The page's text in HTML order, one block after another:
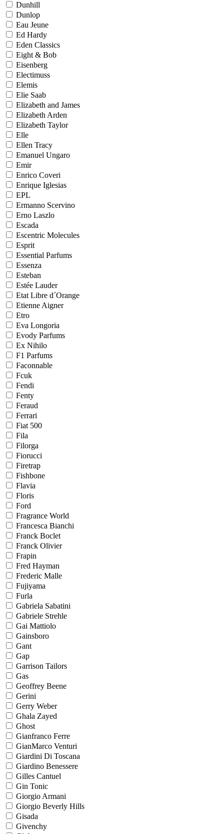
Dunhill
Dunlop
Eau Jeune
Ed Hardy
Eden Classics
Eight & Bob
Eisenberg
Electimuss
Elemis
Elie Saab
Elizabeth and James
Elizabeth Arden
Elizabeth Taylor
Elle
Ellen Tracy
Emanuel Ungaro
Emir
Enrico Coveri
Enrique Iglesias
EPL
Ermanno Scervino
Erno Laszlo
Escada
Escentric Molecules
Esprit
Essential Parfums
Essenza
Esteban
Estée Lauder
Etat Libre d´Orange
Etienne Aigner
Etro
Eva Longoria
Evody Parfums
Ex Nihilo
F1 Parfums
Faconnable
Fcuk
Fendi
Fenty
Feraud
Ferrari
Fiat 500
Fila
Filorga
Fiorucci
Firetrap
Fishbone
Flavia
Floris
Ford
Fragrance World
Francesca Bianchi
Franck Boclet
Franck Olivier
Frapin
Fred Hayman
Frederic Malle
Fujiyama
Furla
Gabriela Sabatini
Gabriele Strehle
Gai Mattiolo
Gainsboro
Gant
Gap
Garrison Tailors
Gas
Geoffrey Beene
Gerini
Gerry Weber
Ghala Zayed
Ghost
Gianfranco Ferre
GianMarco Venturi
Giardini Di Toscana
Giardino Benessere
Gilles Cantuel
Gin Tonic
Giorgio Armani
Giorgio Beverly Hills
Gisada
Givenchy